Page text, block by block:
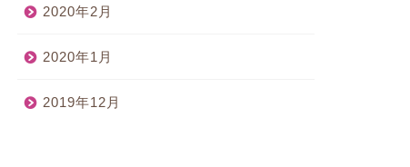
2020年2月
2020年1月
2019年12月